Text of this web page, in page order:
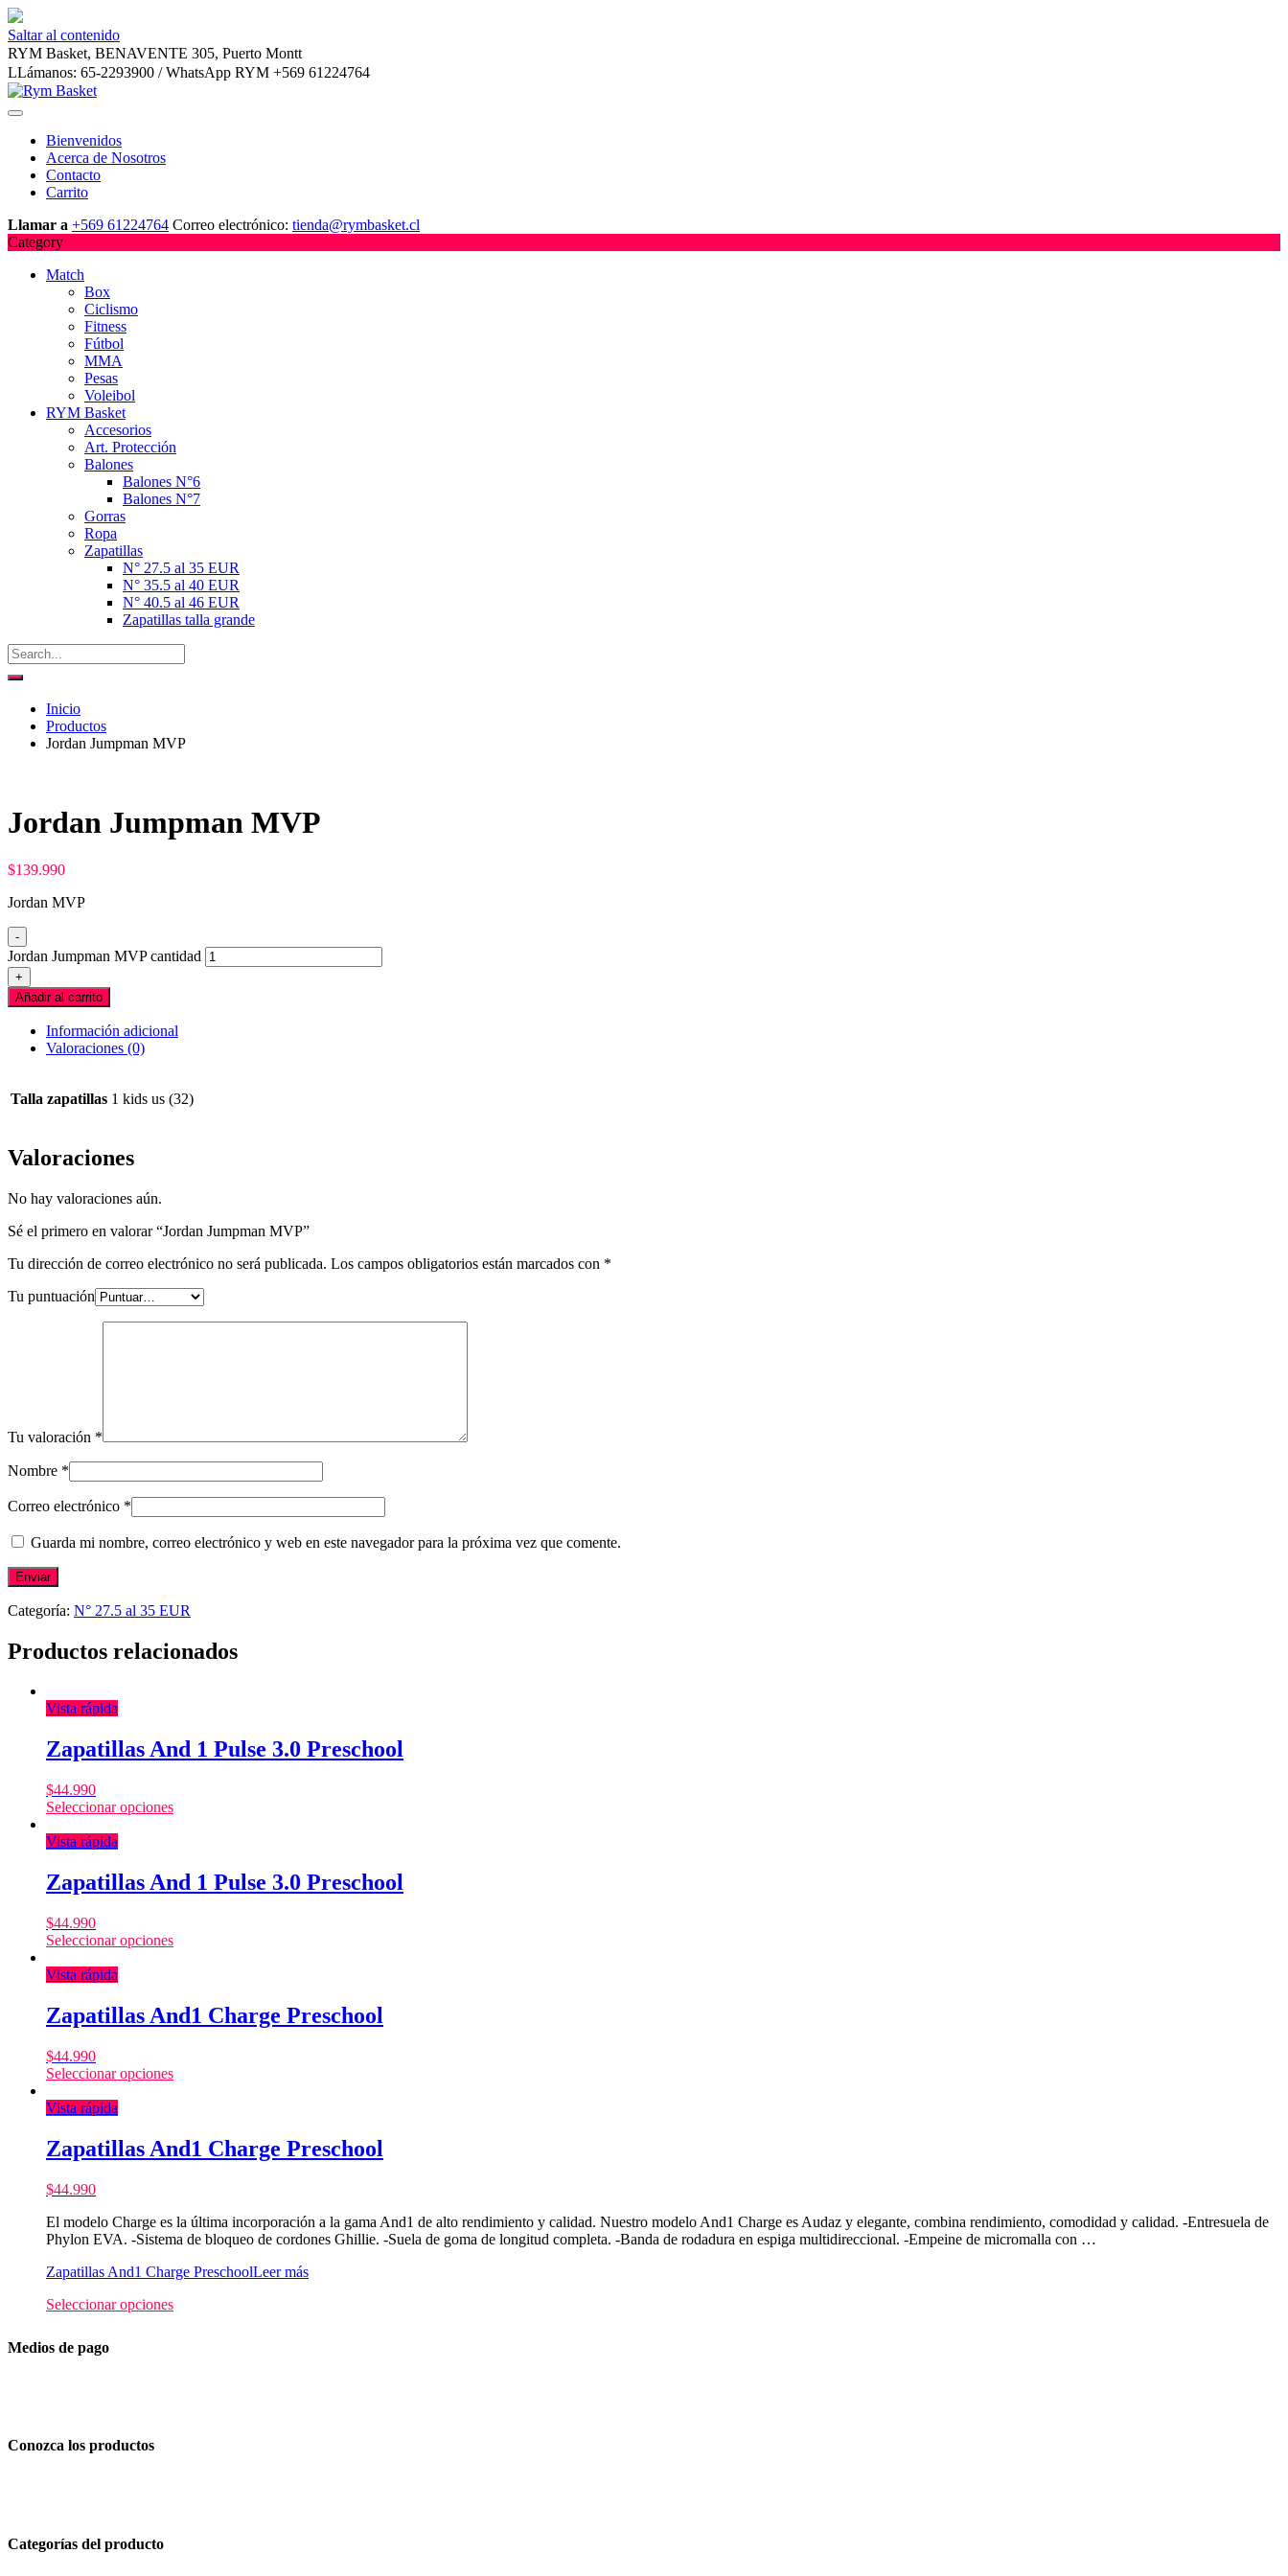
Saltar al contenido
RYM Basket, BENAVENTE 305, Puerto Montt
LLámanos: 65-2293900 / WhatsApp RYM +569 61224764
Bienvenidos
Acerca de Nosotros
Contacto
Carrito
Llamar a +569 61224764 Correo electrónico: tienda@rymbasket.cl
Category
Match
Box
Ciclismo
Fitness
Fútbol
MMA
Pesas
Voleibol
RYM Basket
Accesorios
Art. Protección
Balones
Balones N°6
Balones N°7
Gorras
Ropa
Zapatillas
N° 27.5 al 35 EUR
N° 35.5 al 40 EUR
N° 40.5 al 46 EUR
Zapatillas talla grande
Inicio
Productos
Jordan Jumpman MVP
Jordan Jumpman MVP
$139.990
Jordan MVP
-
Jordan Jumpman MVP cantidad
+
Añadir al carrito
Información adicional
Valoraciones (0)
Talla zapatillas 1 kids us (32)
Valoraciones
No hay valoraciones aún.
Sé el primero en valorar “Jordan Jumpman MVP”
Tu dirección de correo electrónico no será publicada. Los campos obligatorios están marcados con *
Tu puntuación
Tu valoración *
Nombre *
Correo electrónico *
Guarda mi nombre, correo electrónico y web en este navegador para la próxima vez que comente.
Categoría: N° 27.5 al 35 EUR
Productos relacionados
Vista rápida
Zapatillas And 1 Pulse 3.0 Preschool
$44.990
Seleccionar opciones
Vista rápida
Zapatillas And 1 Pulse 3.0 Preschool
$44.990
Seleccionar opciones
Vista rápida
Zapatillas And1 Charge Preschool
$44.990
Seleccionar opciones
Vista rápida
Zapatillas And1 Charge Preschool
$44.990
El modelo Charge es la última incorporación a la gama And1 de alto rendimiento y calidad. Nuestro modelo And1 Charge es Audaz y elegante, combina rendimiento, comodidad y calidad. -Entresuela de
Phylon EVA. -Sistema de bloqueo de cordones Ghillie. -Suela de goma de longitud completa. -Banda de rodadura en espiga multidireccional. -Empeine de micromalla con …
Zapatillas And1 Charge PreschoolLeer más
Seleccionar opciones
Medios de pago
Conozca los productos
Categorías del producto